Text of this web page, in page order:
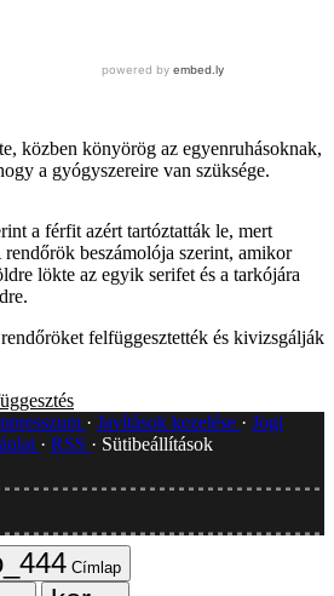
közben könyörög az egyenruhásoknak,
a gyógyszereire van szüksége.
a férfit azért tartóztatták le, mert
beszámolója szerint, amikor
lökte az egyik serifet és a tarkójára
felfüggesztették és kivizsgálják
Javítások kezelése
Jogi
RSS
Sütibeállítások
Címlap